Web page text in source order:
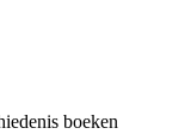
boeken